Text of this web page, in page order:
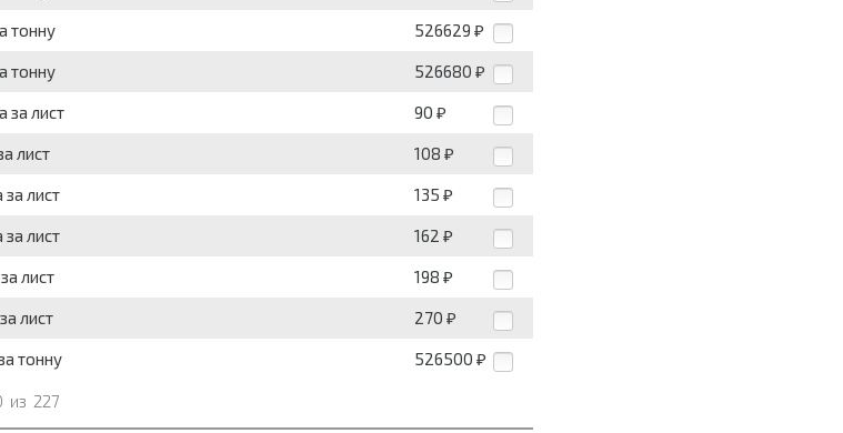
тонну 526629 ₽
тонну 526680 ₽
за лист 90 ₽
лист 108 ₽
лист 135 ₽
лист 162 ₽
лист 198 ₽
лист 270 ₽
тонну 526500 ₽
из 227